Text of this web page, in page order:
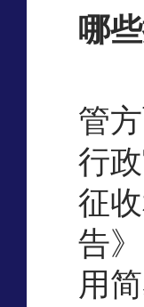
哪
管
行
征
告
用